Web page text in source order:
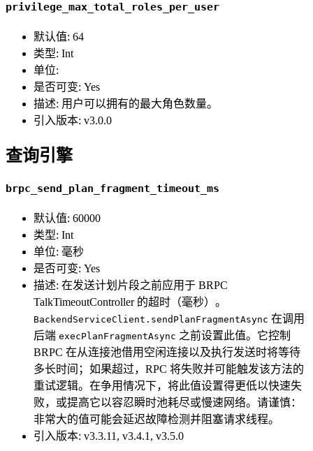
privilege_max_total_roles_per_user
默认值: 64
类型: Int
单位:
是否可变: Yes
描述: 用户可以拥有的最大角色数量。
引入版本: v3.0.0
查询引擎
brpc_send_plan_fragment_timeout_ms
默认值: 60000
类型: Int
单位: 毫秒
是否可变: Yes
描述: 在发送计划片段之前应用于 BRPC
TalkTimeoutController 的超时（毫秒）。
BackendServiceClient.sendPlanFragmentAsync 在调用
后端 execPlanFragmentAsync 之前设置此值。它控制
BRPC 在从连接池借用空闲连接以及执行发送时将等待
多长时间；如果超过，RPC 将失败并可能触发该方法的
重试逻辑。在争用情况下，将此值设置得更低以快速失
败，或提高它以容忍瞬时池耗尽或慢速网络。请谨慎：
非常大的值可能会延迟故障检测并阻塞请求线程。
引入版本: v3.3.11, v3.4.1, v3.5.0